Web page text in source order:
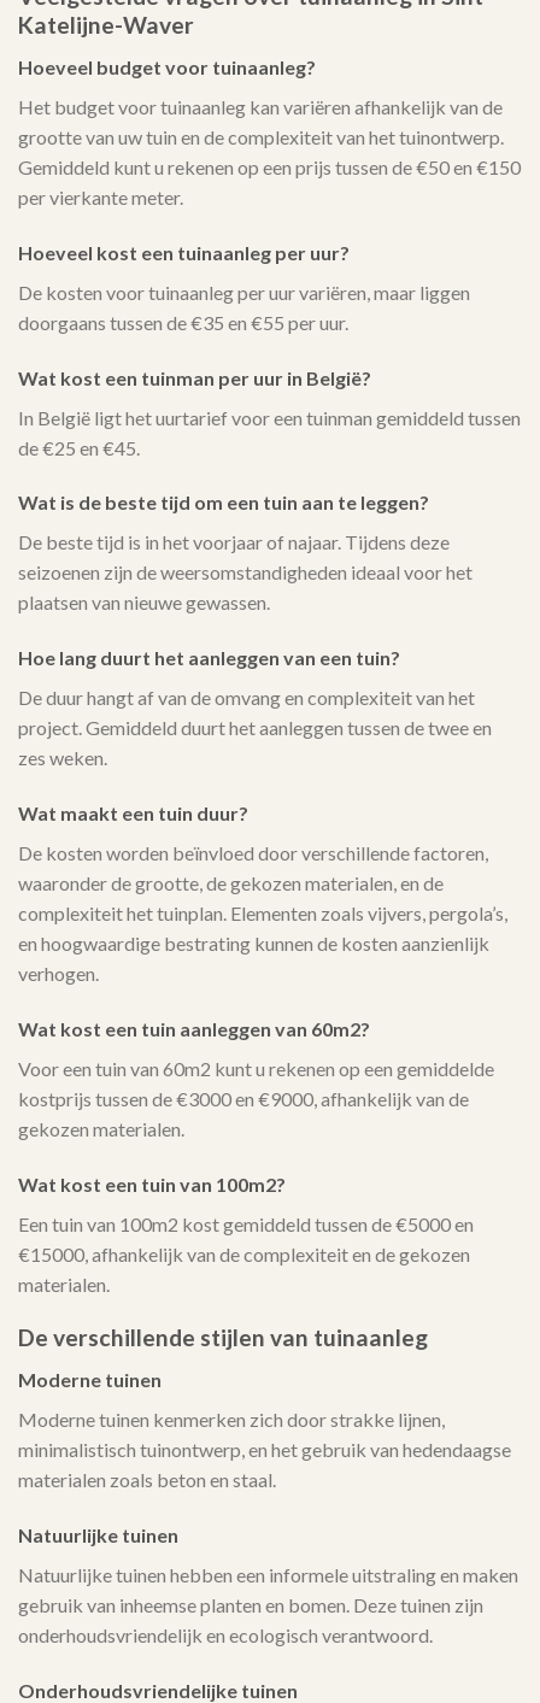
Katelijne-Waver
Hoeveel budget voor tuinaanleg?
Het budget voor tuinaanleg kan variëren afhankelijk van de
grootte van uw tuin en de complexiteit van het tuinontwerp.
Gemiddeld kunt u rekenen op een prijs tussen de €50 en €150
per vierkante meter.
Hoeveel kost een tuinaanleg per uur?
De kosten voor tuinaanleg per uur variëren, maar liggen
doorgaans tussen de €35 en €55 per uur.
Wat kost een tuinman per uur in België?
In België ligt het uurtarief voor een tuinman gemiddeld tussen
de €25 en €45.
Wat is de beste tijd om een tuin aan te leggen?
De beste tijd is in het voorjaar of najaar. Tijdens deze
seizoenen zijn de weersomstandigheden ideaal voor het
plaatsen van nieuwe gewassen.
Hoe lang duurt het aanleggen van een tuin?
De duur hangt af van de omvang en complexiteit van het
project. Gemiddeld duurt het aanleggen tussen de twee en
zes weken.
Wat maakt een tuin duur?
De kosten worden beïnvloed door verschillende factoren,
waaronder de grootte, de gekozen materialen, en de
complexiteit het tuinplan. Elementen zoals vijvers, pergola’s,
en hoogwaardige bestrating kunnen de kosten aanzienlijk
verhogen.
Wat kost een tuin aanleggen van 60m2?
Voor een tuin van 60m2 kunt u rekenen op een gemiddelde
kostprijs tussen de €3000 en €9000, afhankelijk van de
gekozen materialen.
Wat kost een tuin van 100m2?
Een tuin van 100m2 kost gemiddeld tussen de €5000 en
€15000, afhankelijk van de complexiteit en de gekozen
materialen.
De verschillende stijlen van tuinaanleg
Moderne tuinen
Moderne tuinen kenmerken zich door strakke lijnen,
minimalistisch tuinontwerp, en het gebruik van hedendaagse
materialen zoals beton en staal.
Natuurlijke tuinen
Natuurlijke tuinen hebben een informele uitstraling en maken
gebruik van inheemse planten en bomen. Deze tuinen zijn
onderhoudsvriendelijk en ecologisch verantwoord.
Onderhoudsvriendelijke tuinen